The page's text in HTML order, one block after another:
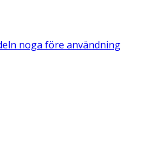
noga före användning